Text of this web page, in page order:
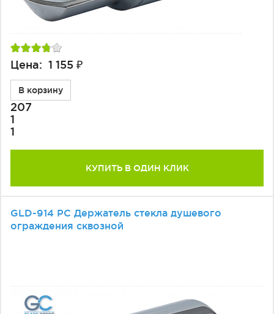
Цена: 1 155 ₽
В корзину
207
1
1
КУПИТЬ В ОДИН КЛИК
GLD-914 PC Держатель стекла душевого
ограждения сквозной